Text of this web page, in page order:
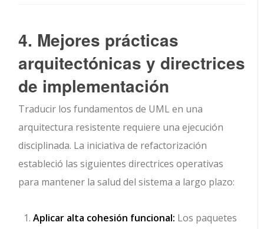
4. Mejores prácticas
arquitectónicas y directrices
de implementación
Traducir los fundamentos de UML en una
arquitectura resistente requiere una ejecución
disciplinada. La iniciativa de refactorización
estableció las siguientes directrices operativas
para mantener la salud del sistema a largo plazo:
Aplicar alta cohesión funcional: Los paquetes